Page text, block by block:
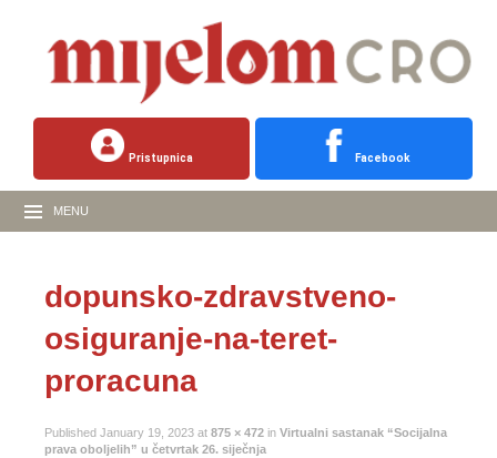
Pristupnica Facebook
MENU
dopunsko-zdravstveno-
osiguranje-na-teret-
proracuna
Published January 19, 2023 at 875 × 472 in Virtualni sastanak “Socijalna
prava oboljelih” u četvrtak 26. siječnja